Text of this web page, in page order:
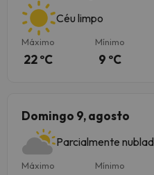
Céu limpo
Máximo
22 ºC
Mínimo
9 ºC
Domingo 9, agosto
Parcialmente
Máximo Mínimo